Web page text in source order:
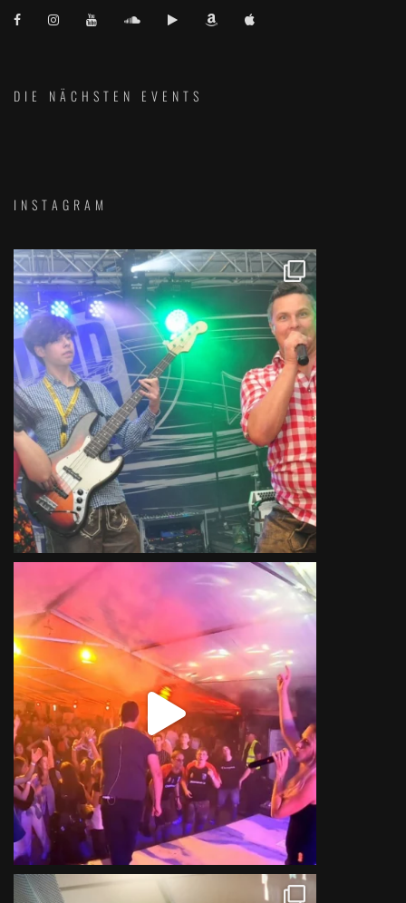
DIE NÄCHSTEN EVENTS
INSTAGRAM